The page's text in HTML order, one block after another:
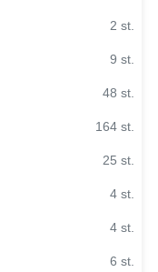
2 st.
9 st.
48 st.
164 st.
25 st.
4 st.
4 st.
6 st.